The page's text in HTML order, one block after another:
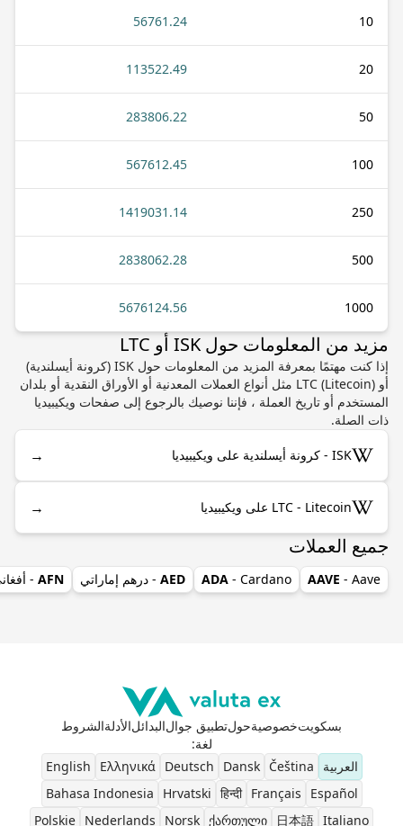
10
56761.24
20
113522.49
50
283806.22
100
567612.45
250
1419031.14
500
2838062.28
1000
5676124.56
مزيد من المعلومات حول ISK أو LTC
إذا كنت مهتمًا بمعرفة المزيد من المعلومات حول ISK (كرونة أيسلندية)
أو LTC (Litecoin) مثل أنواع العملات المعدنية أو الأوراق النقدية أو بلدان
المستخدم أو تاريخ العملة ، فإننا نوصيك بالرجوع إلى صفحات ويكيبيديا
ذات الصلة.
ISK - كرونة أيسلندية على ويكيبيديا →
LTC - Litecoin على ويكيبيديا →
جميع العملات
AAVE - Aave
ADA - Cardano
AED - درهم إماراتي AFN
-
بسكويتخصوصيةحولتطبيق جوالالبدائلالأدلةالشروط
لغة:
العربية
Čeština
Dansk
Deutsch
Ελληνικά
English
Español
Français
हिन्दी
Hrvatski
Bahasa Indonesia
Italiano
日本語
ქართული
Norsk
Nederlands
Polskie